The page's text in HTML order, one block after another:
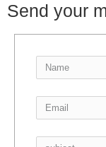
Send your